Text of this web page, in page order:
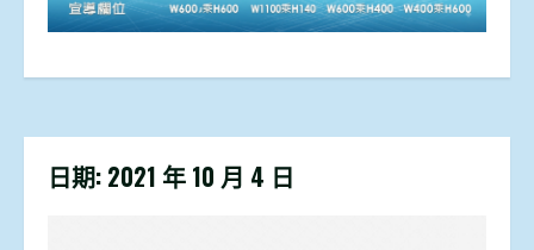
日期: 2021 年 10 月 4 日